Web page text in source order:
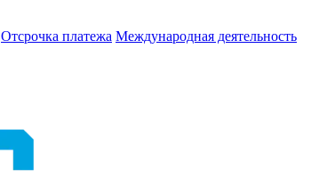
Отсрочка платежа Международная деятельность